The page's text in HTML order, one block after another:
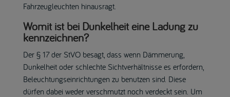
Fahrzeugleuchten hinausragt.
Womit ist bei Dunkelheit eine Ladung zu
kennzeichnen?
Der § 17 der StVO besagt, dass wenn Dämmerung,
Dunkelheit oder schlechte Sichtverhältnisse es erfordern,
Beleuchtungseinrichtungen zu benutzen sind. Diese
dürfen dabei weder verschmutzt noch verdeckt sein. Um